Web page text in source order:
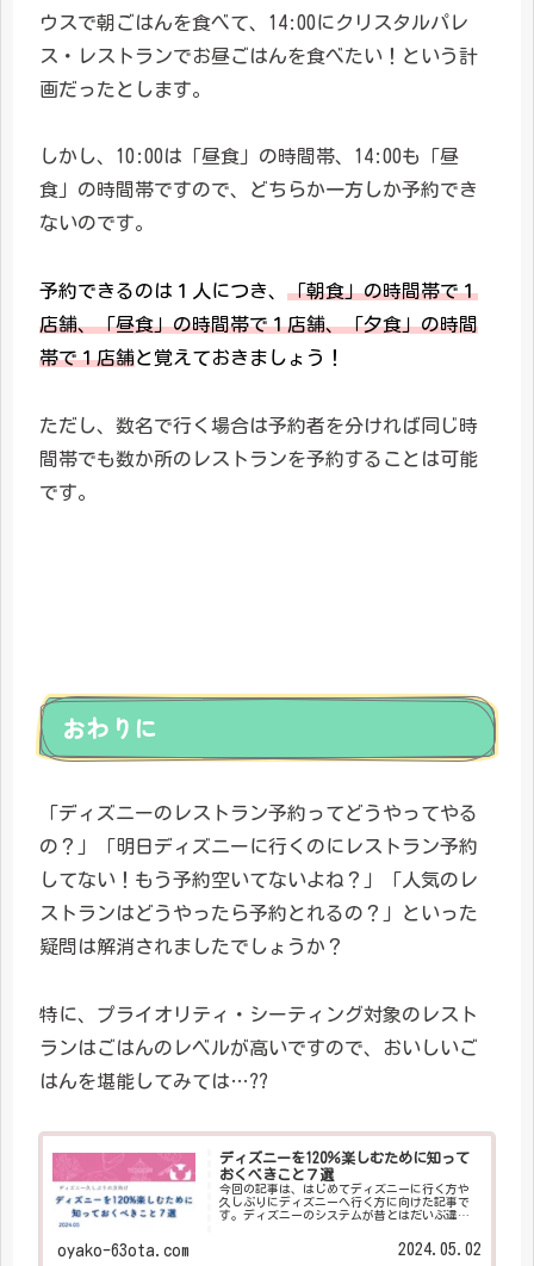
ウスで朝ごはんを食べて、14:00にクリスタルパレ
ス・レストランでお昼ごはんを食べたい！という計
画だったとします。
しかし、10:00は「昼食」の時間帯、14:00も「昼
食」の時間帯ですので、どちらか一方しか予約でき
ないのです。
予約できるのは１人につき、 「朝食」の時間帯で１
店舗、「昼食」の時間帯で１店舗、「夕食」の時間
帯で１店舗と覚えておきましょう！
ただし、数名で行く場合は予約者を分ければ同じ時
間帯でも数か所のレストランを予約することは可能
です。
おわりに
「ディズニーのレストラン予約ってどうやってやる
の？」「明日ディズニーに行くのにレストラン予約
してない！もう予約空いてないよね？」「人気のレ
ストランはどうやったら予約とれるの？」といった
疑問は解消されましたでしょうか？
特に、プライオリティ・シーティング対象のレスト
ランはごはんのレベルが高いですので、おいしいご
はんを堪能してみては…??
ディズニーを120％楽しむために知って
おくべきこと７選
今回の記事は、はじめてディズニーに行く方や
久しぶりにディズニーへ行く方に向けた記事で
す。ディズニーのシステムが昔とはだいぶ違う
ません。そこでディズニーをより楽しむため
に、知っておくべきことを７つご紹介します！
oyako-63ota.com 2024.05.02